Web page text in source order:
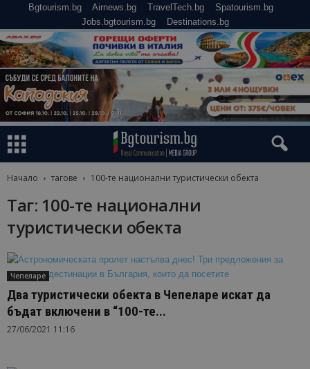
Bgtourism.bg Airnews.bg TravelTech.bg
Spatourism.bg
Jobs.bgtourism.bg
Destinations.bg
Начало тагове 100-те национални туристически обекта
Таг: 100-те национални
туристически обекта
Чепеларе
Два туристически обекта в Чепеларе искат да
бъдат включени в “100-те...
27/06/2021 11:16